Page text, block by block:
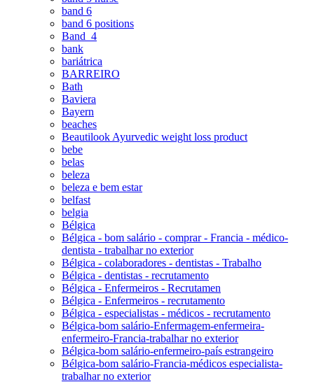
band 6
band 6 positions
Band_4
bank
bariátrica
BARREIRO
Bath
Baviera
Bayern
beaches
Beautilook Ayurvedic weight loss product
bebe
belas
beleza
beleza e bem estar
belfast
belgia
Bélgica
Bélgica - bom salário - comprar - Francia - médico-
dentista - trabalhar no exterior
Bélgica - colaboradores - dentistas - Trabalho
Bélgica - dentistas - recrutamento
Bélgica - Enfermeiros - Recrutamen
Bélgica - Enfermeiros - recrutamento
Bélgica - especialistas - médicos - recrutamento
Bélgica-bom salário-Enfermagem-enfermeira-
enfermeiro-Francia-trabalhar no exterior
Bélgica-bom salário-enfermeiro-país estrangeiro
Bélgica-bom salário-Francia-médicos especialista-
trabalhar no exterior